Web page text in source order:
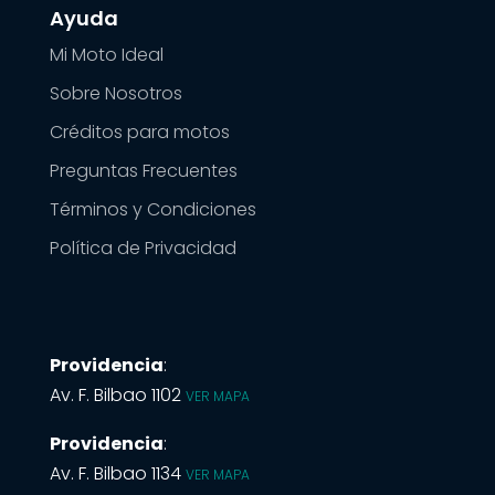
Ayuda
Mi Moto Ideal
Sobre Nosotros
Créditos para motos
Preguntas Frecuentes
Términos y Condiciones
Política de Privacidad
Providencia:
Av. F. Bilbao 1102 VER MAPA
Providencia:
Av. F. Bilbao 1134 VER MAPA